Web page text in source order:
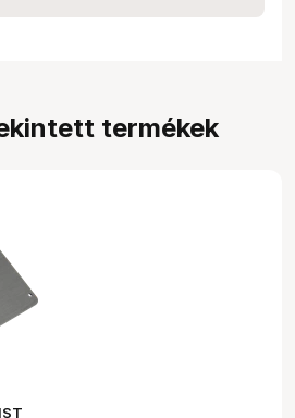
termékek